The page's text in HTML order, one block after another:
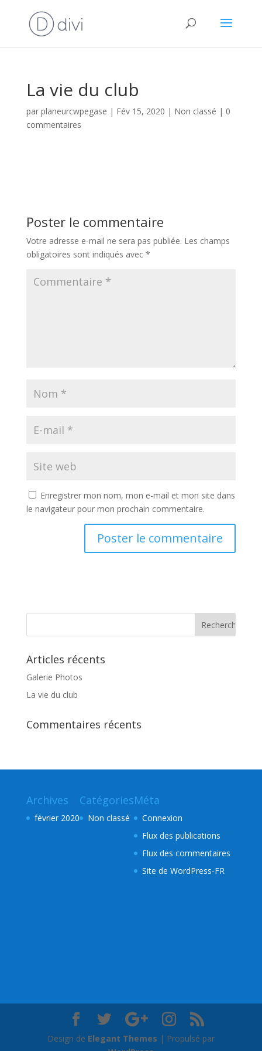
La vie du club
par planeurcwpegase | Fév 15, 2020 | Non classé | 0
commentaires
Poster le commentaire
Votre adresse e-mail ne sera pas publiée. Les champs
obligatoires sont indiqués avec *
Enregistrer mon nom, mon e-mail et mon site dans
le navigateur pour mon prochain commentaire.
Articles récents
Galerie Photos
La vie du club
Commentaires récents
Archives
février 2020
Catégories
Non classé
Méta
Connexion
Flux des publications
Flux des commentaires
Site de WordPress-FR
Design de Elegant Themes | Propulsé par